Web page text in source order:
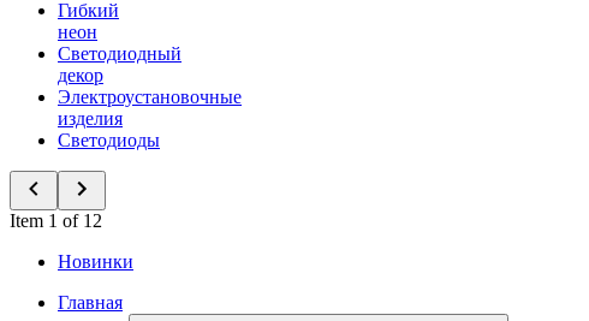
Гибкий
неон
Светодиодный
декор
Электроустановочные
изделия
Светодиоды
Item 1 of 12
Новинки
Главная